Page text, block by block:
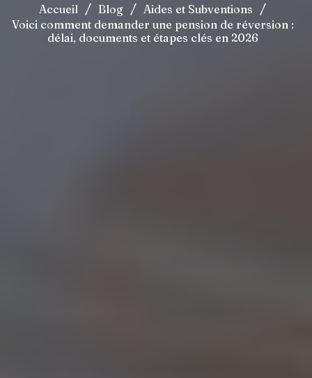
Accueil / Blog / Aides et Subventions /
Voici comment demander une pension de réversion :
délai, documents et étapes clés en 2026